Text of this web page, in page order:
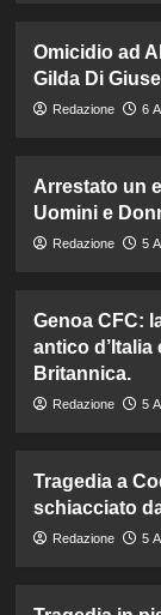
Omicidio ad
Gilda Di
Redazione 6
Arrestato un
Uomini e
Redazione 5
Genoa CFC:
antico
Britannica.
Redazione 5
Tragedia a
schiacciato
Redazione 5